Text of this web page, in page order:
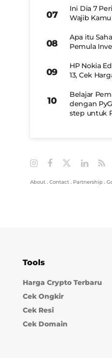
Ini Dia 7
Wajib
Apa itu
Pemula
HP Nokia
13, Cek
Belajar
dengan
step untuk
About . Contact . Partnership .
Tools
Harga Crypto Terbaru
Cek Ongkir
Cek Resi
Cek Domain